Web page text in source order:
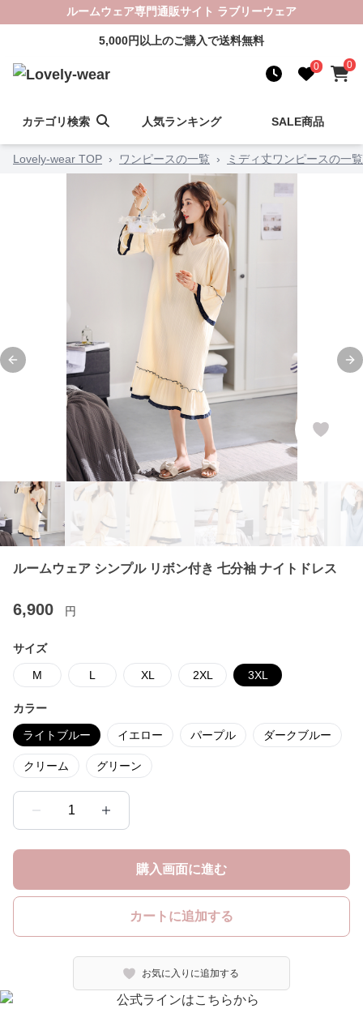
ルームウェア専門通販サイト ラブリーウェア
5,000円以上のご購入で送料無料
0 0
カテゴリ検索 人気ランキング SALE商品
Lovely-wear TOP › ワンピースの一覧 › ミディ丈ワンピースの一覧
Previous slide
ルームウェア シンプル リボン付き 七分袖 ナイトドレス
6,900 円
サイズ
M L XL 2XL 3XL
カラー
ライトブルー イエロー パープル ダークブルー
クリーム グリーン
1
購入画面に進む
カートに追加する
お気に入りに追加する